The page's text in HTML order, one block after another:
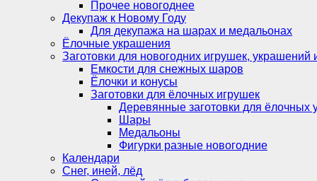
Прочее новогоднее
Декупаж к Новому Году
Для декупажа на шарах и медальонах
Ёлочные украшения
Заготовки для новогодних игрушек, украшений
Емкости для снежных шаров
Ёлочки и конусы
Заготовки для ёлочных игрушек
Деревянные заготовки для ёлочных
Шары
Медальоны
Фигурки разные новогодние
Календари
Снег, иней, лёд